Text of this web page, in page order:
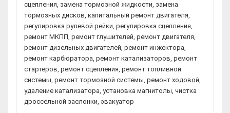
сцепления, замена тормозной жидкости, замена
тормозных дисков, капитальный ремонт двигателя,
регулировка рулевой рейки, регулировка сцепления,
ремонт МКПП, ремонт глушителей, ремонт двигателя,
ремонт дизельных двигателей, ремонт инжектора,
ремонт карбюратора, ремонт катализаторов, ремонт
стартеров, ремонт сцепления, ремонт топливной
системы, ремонт тормозной системы, ремонт ходовой,
удаление катализатора, установка магнитолы, чистка
дроссельной заслонки, эвакуатор